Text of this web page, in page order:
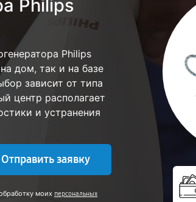
Philips
Philips
дом, так и на базе
зависит от типа
центр располагает
и устранения
Отправить заявку
моих персональных